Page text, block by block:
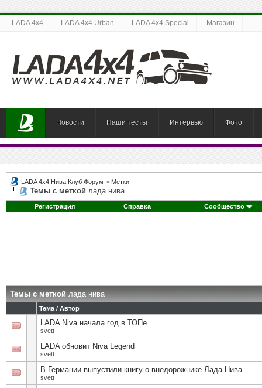
LADA 4x4 LADA 4x4 Urban LADA 4x4 Special Магазин
Новости Наши тесты Интервью Фото
LADA 4x4 Нива Клуб Форум > Метки
Темы с меткой лада нива
Регистрация Справка Сообщество
Темы с меткойлада нива
Тема / Автор
LADA Niva начала год в ТОПе
svett
LADA обновит Niva Legend
svett
В Германии выпустили книгу о внедорожнике Лада Нива
svett